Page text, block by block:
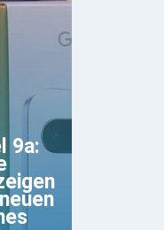
9a: